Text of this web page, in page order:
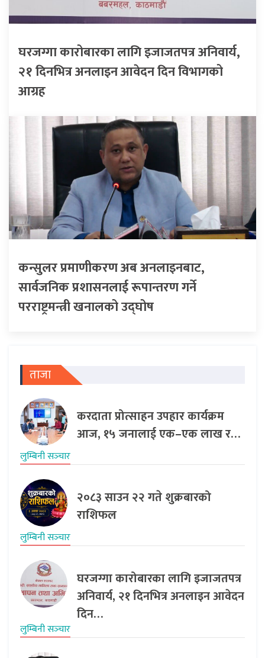
घरजग्गा कारोबारका लागि इजाजतपत्र अनिवार्य,
२१ दिनभित्र अनलाइन आवेदन दिन विभागको
आग्रह
कन्सुलर प्रमाणीकरण अब अनलाइनबाट,
सार्वजनिक प्रशासनलाई रूपान्तरण गर्ने
परराष्ट्रमन्त्री खनालको उद्घोष
ताजा
करदाता प्रोत्साहन उपहार कार्यक्रम
आज, १५ जनालाई एक–एक लाख र…
लुम्बिनी सञ्‍चार
२०८३ साउन २२ गते शुक्रबारको
राशिफल
लुम्बिनी सञ्‍चार
घरजग्गा कारोबारका लागि इजाजतपत्र
अनिवार्य, २१ दिनभित्र अनलाइन आवेदन
दिन…
लुम्बिनी सञ्‍चार